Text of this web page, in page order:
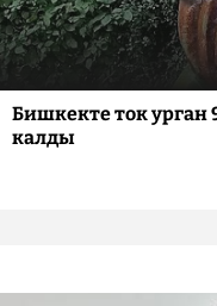
Бишкекте ток урган
калды